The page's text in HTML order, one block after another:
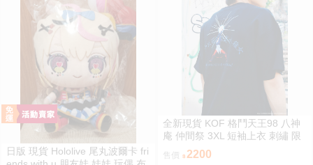
日版 現貨 Hololive 尾丸波爾卡 fri
全新現貨 KOF 格鬥天王98 八神
庵 仲間祭 3XL 短袖上衣 刺繡 限
定聯名
售價 2200